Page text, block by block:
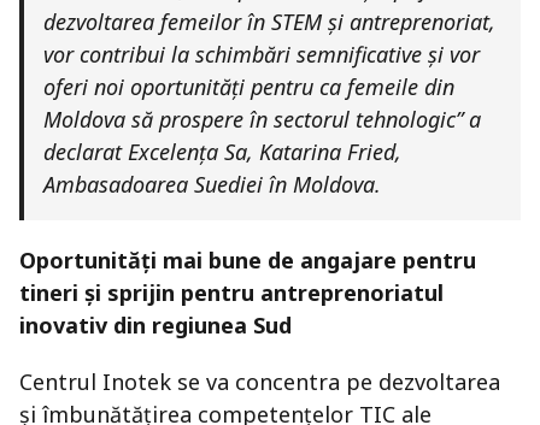
dezvoltarea femeilor în STEM și antreprenoriat,
vor contribui la schimbări semnificative și vor
oferi noi oportunități pentru ca femeile din
Moldova să prospere în sectorul tehnologic” a
declarat Excelența Sa, Katarina Fried,
Ambasadoarea Suediei în Moldova.
Oportunități mai bune de angajare pentru
tineri și sprijin pentru antreprenoriatul
inovativ din regiunea Sud
Centrul Inotek se va concentra pe dezvoltarea
și îmbunătățirea competențelor TIC ale